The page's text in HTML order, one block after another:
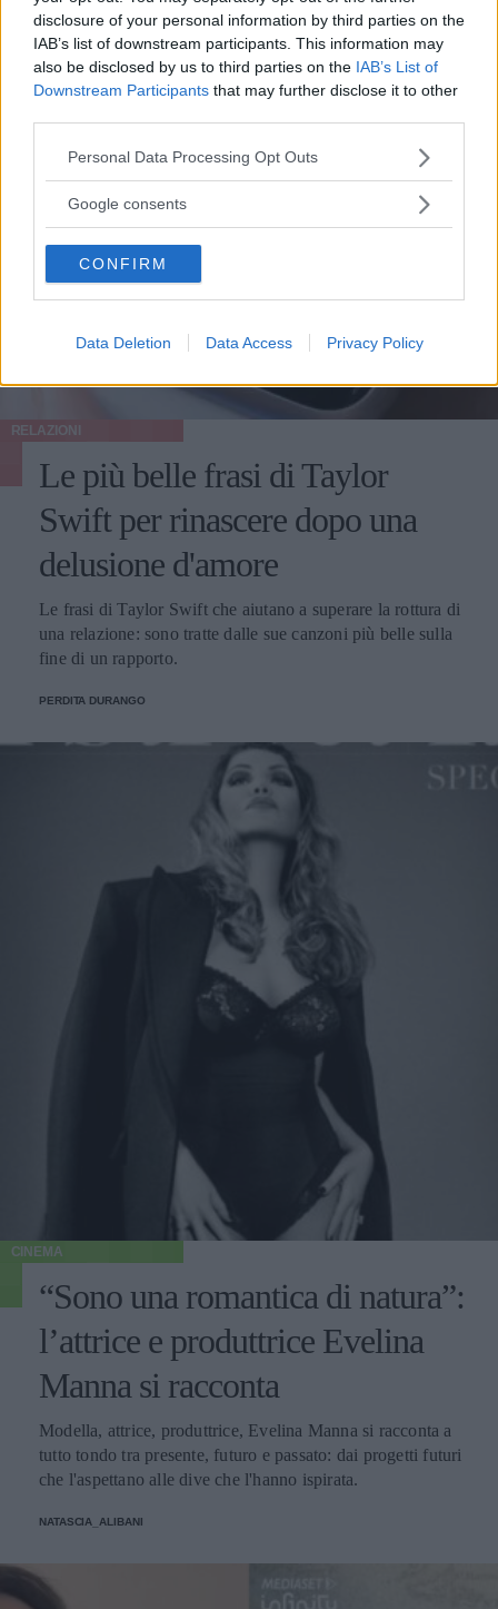
disclosure of your personal information by third parties on the
IAB’s list of downstream participants. This information may
also be disclosed by us to third parties on the IAB’s List of
Downstream Participants that may further disclose it to other
Please note that this website/app uses one or more Google
not limited to your visit or usage behaviour. You may click to
use your data for below specified purposes in below Google
consent section.
Personal Data Processing Opt Outs
Google consents
CONFIRM
Data Deletion Data Access Privacy Policy
RELAZIONI
Le più belle frasi di Taylor
Swift per rinascere dopo una
delusione d'amore
Le frasi di Taylor Swift che aiutano a superare la rottura di
una relazione: sono tratte dalle sue canzoni più belle sulla
fine di un rapporto.
PERDITA DURANGO
CINEMA
“Sono una romantica di natura”:
l’attrice e produttrice Evelina
Manna si racconta
Modella, attrice, produttrice, Evelina Manna si racconta a
tutto tondo tra presente, futuro e passato: dai progetti futuri
che l'aspettano alle dive che l'hanno ispirata.
NATASCIA_ALIBANI